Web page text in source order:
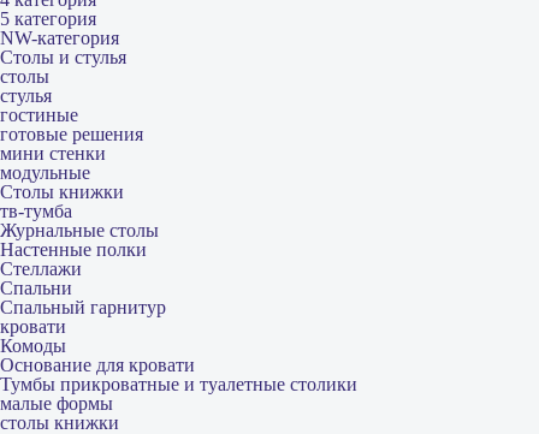
5 категория
NW-категория
Столы и стулья
столы
стулья
гостиные
готовые решения
мини стенки
модульные
Столы книжки
тв-тумба
Журнальные столы
Настенные полки
Стеллажи
Спальни
Спальный гарнитур
кровати
Комоды
Основание для кровати
Тумбы прикроватные и туалетные столики
малые формы
столы книжки